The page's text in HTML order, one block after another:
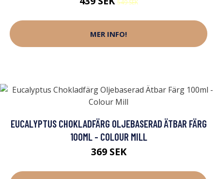
549 SEK
MER INFO!
EUCALYPTUS CHOKLADFÄRG OLJEBASERAD ÄTBAR FÄRG
100ML - COLOUR MILL
369 SEK